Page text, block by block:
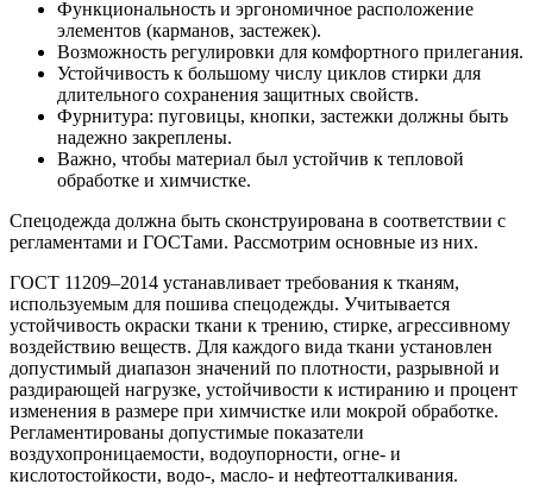
Функциональность и эргономичное расположение
элементов (карманов, застежек).
Возможность регулировки для комфортного прилегания.
Устойчивость к большому числу циклов стирки для
длительного сохранения защитных свойств.
Фурнитура: пуговицы, кнопки, застежки должны быть
надежно закреплены.
Важно, чтобы материал был устойчив к тепловой
обработке и химчистке.
Спецодежда должна быть сконструирована в соответствии с
регламентами и ГОСТами. Рассмотрим основные из них.
ГОСТ 11209–2014 устанавливает требования к тканям,
используемым для пошива спецодежды. Учитывается
устойчивость окраски ткани к трению, стирке, агрессивному
воздействию веществ. Для каждого вида ткани установлен
допустимый диапазон значений по плотности, разрывной и
раздирающей нагрузке, устойчивости к истиранию и процент
изменения в размере при химчистке или мокрой обработке.
Регламентированы допустимые показатели
воздухопроницаемости, водоупорности, огне- и
кислотостойкости, водо-, масло- и нефтеотталкивания.